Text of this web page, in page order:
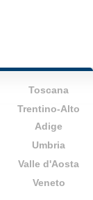
Toscana
Trentino-Alto
Adige
Umbria
Valle d'Aosta
Veneto